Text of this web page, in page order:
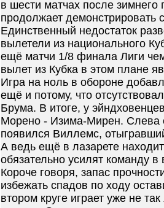
в шести матчах после
продолжает демонстрировать
Единственный недостаток
вылетели из национального
ещё матчи 1/8 финала Лиги
вылет из Кубка в этом плане
Игра на ноль в обороне
ещё и потому, что
Брума. В итоге, у
Морено - Изима-Мирен. Слева
появился Виллемс,
А ведь ещё в лазарете
обязательно усилят команду
Короче говоря, запас
избежать спадов по ходу
втором круге играет уже не